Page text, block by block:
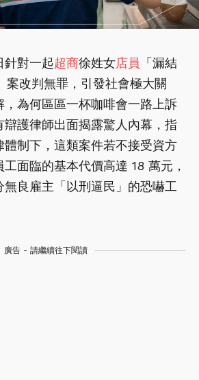
針對一起超商徐姓女店員 「漏結
案改判無罪，引發社會極大關
，為何區區一杯咖啡會一路上訴
護律師出面揭露驚人內幕，指
體制下，這類案件若不接受資方
工面臨的基本代價高達 18 萬元，
良雇主「以刑逼民」的恐嚇工
廣告 - 請繼續往下閱讀